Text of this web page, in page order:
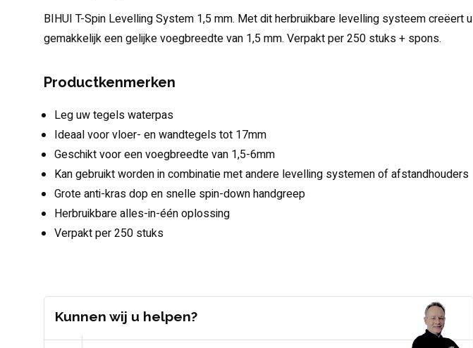
BIHUI T-Spin Levelling System 1,5 mm. Met dit herbruikbare levelling systeem creëert u
gemakkelijk een gelijke voegbreedte van 1,5 mm. Verpakt per 250 stuks + spons.
Productkenmerken
Leg uw tegels waterpas
Ideaal voor vloer- en wandtegels tot 17mm
Geschikt voor een voegbreedte van 1,5-6mm
Kan gebruikt worden in combinatie met andere levelling systemen of afstandhouders
Grote anti-kras dop en snelle spin-down handgreep
Herbruikbare alles-in-één oplossing
Verpakt per 250 stuks
Kunnen wij u helpen?